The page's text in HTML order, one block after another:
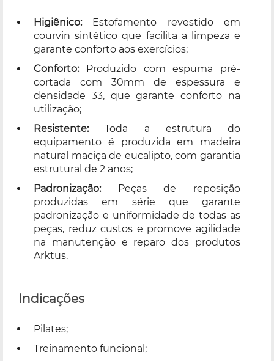
Higiênico:Estofamento revestido em
courvin sintético que facilita a limpeza e
garante conforto aos exercícios;
Conforto:Produzido com espuma pré-
cortada com 30mm de espessura e
densidade 33, que garante conforto na
utilização;
Resistente:Toda a estrutura do
equipamento é produzida em madeira
natural maciça de eucalipto, com garantia
estrutural de 2 anos;
Padronização:Peças de reposição
produzidas em série que garante
padronização e uniformidade de todas as
peças, reduz custos e promove agilidade
na manutenção e reparo dos produtos
Arktus.
Indicações
Pilates;
Treinamento funcional;